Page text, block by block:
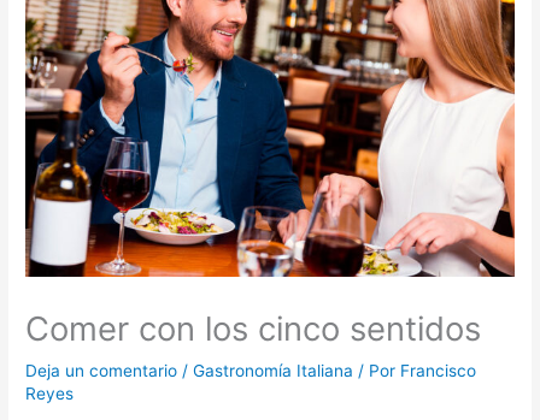
Comer con los cinco sentidos
Deja un comentario /Gastronomía Italiana / Por Francisco
Reyes